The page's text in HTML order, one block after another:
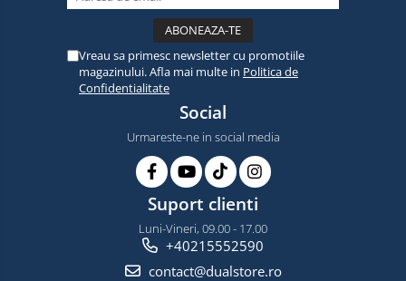
Vreau sa primesc newsletter cu promotiile
magazinului. Afla mai multe in Politica de
Confidentialitate
Social
Urmareste-ne in social media
Suport clienti
Luni-Vineri, 09.00 - 17.00
+40215552590
contact@dualstore.ro